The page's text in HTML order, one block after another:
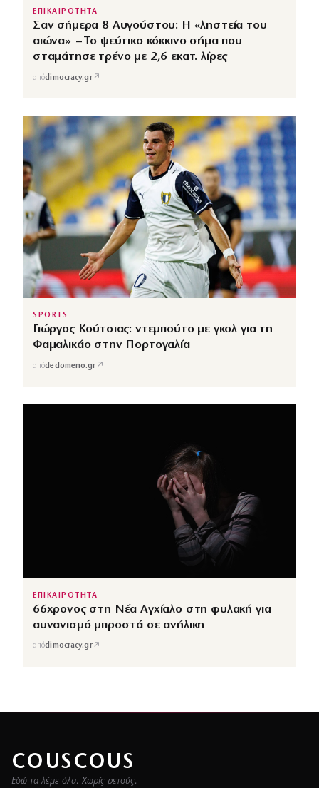
ΕΠΙΚΑΙΡΟΤΗΤΑ
Σαν σήμερα 8 Αυγούστου: Η «ληστεία του
αιώνα» – Το ψεύτικο κόκκινο σήμα που
σταμάτησε τρένο με 2,6 εκατ. λίρες
απόdimocracy.gr↗
SPORTS
Γιώργος Κούτσιας: ντεμπούτο με γκολ για τη
Φαμαλικάο στην Πορτογαλία
απόdedomeno.gr ↗
ΕΠΙΚΑΙΡΟΤΗΤΑ
66χρονος στη Νέα Αγχίαλο στη φυλακή για
αυνανισμό μπροστά σε ανήλικη
απόdimocracy.gr↗
COUSCOUS
Εδώ τα λέμε όλα. Χωρίς ρετούς.